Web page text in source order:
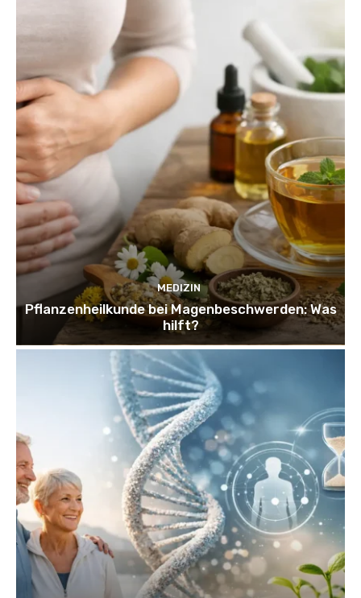
MEDIZIN
Pflanzenheilkunde bei Magenbeschwerden: Was
hilft?